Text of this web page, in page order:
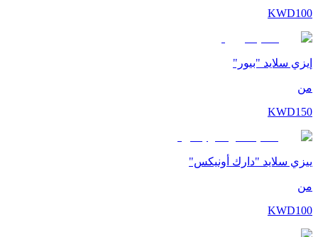
KWD100
إيزي سلايد "بيور"
من
KWD150
ييزي سلايد "دارك أونيكس"
من
KWD100